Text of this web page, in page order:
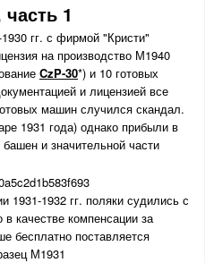
1
гг. с фирмой "Кристи"
на производство М1940
CzP-30*) и 10 готовых
и лицензией все
машин случился скандал.
1931 года) однако прибыли в
и значительной части
1931-1932 гг. поляки судились с
качестве компенсации за
бесплатно поставляется
М1931